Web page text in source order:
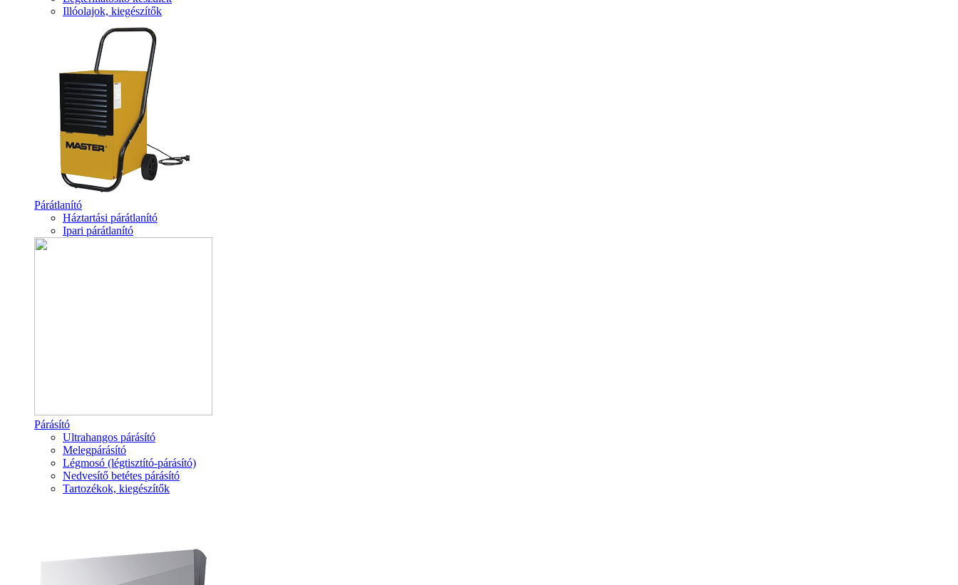
Illóolajok, kiegészítők
Párátlanító
Háztartási párátlanító
Ipari párátlanító
Párásító
Ultrahangos párásító
Melegpárásító
Légmosó (légtisztító-párásító)
Nedvesítő betétes párásító
Tartozékok, kiegészítők